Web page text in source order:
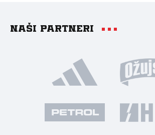
Naši partneri